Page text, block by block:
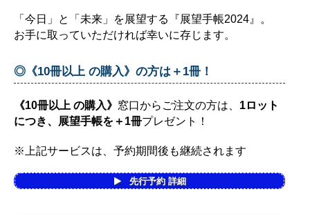
「今日」と「未来」を展望する『展望手帳2024』。
お手に取っていただければ幸いに存じます。
◎《10冊以上 の購入》の方は＋1冊！
《10冊以上 の購入》 窓口からご注文の方は、 1ロット
につき、展望手帳を＋1冊プレゼント！
※上記サービスは、予約期間後も継続されます
先行予約 詳細